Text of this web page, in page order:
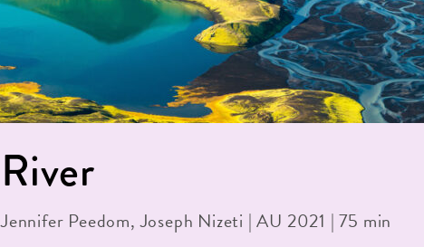
River
Jennifer Peedom, Joseph Nizeti | AU 2021 | 75 min